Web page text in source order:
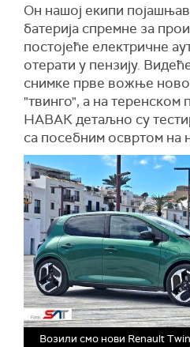
Он нашој екипи
батерија спремне за
постојеће електричне
отерати у пензију.
снимке прве вожње
"твинго", а на теренском
НАВАК детаљно су
са посебним освртом на
Возили смо нови Renault